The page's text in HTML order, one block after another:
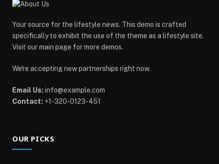
Your source for the lifestyle news. This demo is crafted
specifically to exhibit the use of the theme as a lifestyle site.
Visit our main page for more demos.
We're accepting new partnerships right now.
Email Us: info@example.com
Contact: +1-320-0123-451
OUR PICKS